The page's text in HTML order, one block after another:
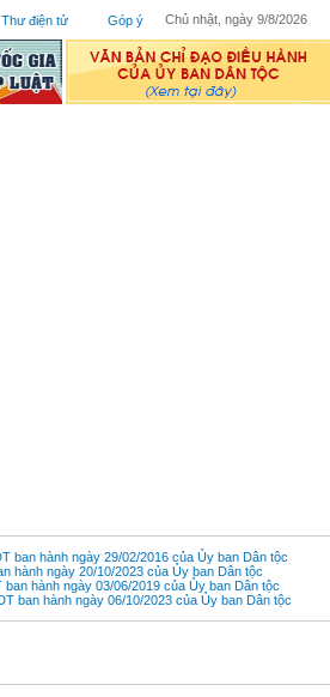
Thư điện tử Góp ý Chủ nhật, ngày 9/8/2026
ban hành ngày 29/02/2016 của Ủy ban Dân tộc
hành ngày 20/10/2023 của Ủy ban Dân tộc
hành ngày 03/06/2019 của Ủy ban Dân tộc
ban hành ngày 06/10/2023 của Ủy ban Dân tộc